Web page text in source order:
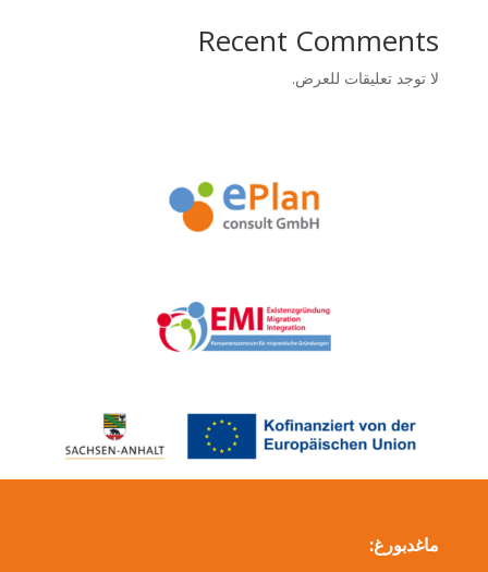
Recent Comments
لا توجد تعليقات للعرض.
ماغدبورغ: